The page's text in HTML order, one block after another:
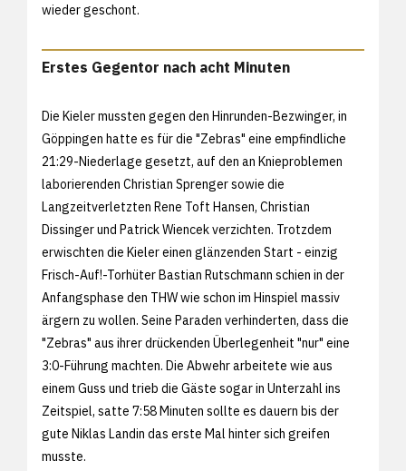
wieder geschont.
Erstes Gegentor nach acht Minuten
Die Kieler mussten gegen den Hinrunden-Bezwinger, in
Göppingen hatte es für die "Zebras" eine empfindliche
21:29-Niederlage gesetzt, auf den an Knieproblemen
laborierenden Christian Sprenger sowie die
Langzeitverletzten Rene Toft Hansen, Christian
Dissinger und Patrick Wiencek verzichten. Trotzdem
erwischten die Kieler einen glänzenden Start - einzig
Frisch-Auf!-Torhüter Bastian Rutschmann schien in der
Anfangsphase den THW wie schon im Hinspiel massiv
ärgern zu wollen. Seine Paraden verhinderten, dass die
"Zebras" aus ihrer drückenden Überlegenheit "nur" eine
3:0-Führung machten. Die Abwehr arbeitete wie aus
einem Guss und trieb die Gäste sogar in Unterzahl ins
Zeitspiel, satte 7:58 Minuten sollte es dauern bis der
gute Niklas Landin das erste Mal hinter sich greifen
musste.